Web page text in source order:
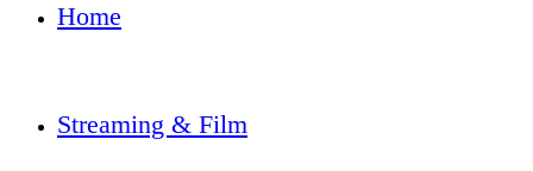
Home
Streaming & Film